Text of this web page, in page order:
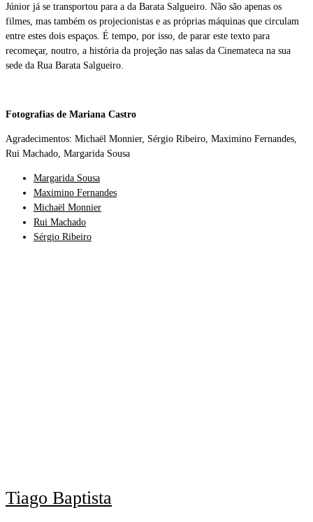
Júnior já se transportou para a da Barata Salgueiro. Não são apenas os
filmes, mas também os projecionistas e as próprias máquinas que circulam
entre estes dois espaços. É tempo, por isso, de parar este texto para
recomeçar, noutro, a história da projeção nas salas da Cinemateca na sua
sede da Rua Barata Salgueiro.
Fotografias de Mariana Castro
Agradecimentos: Michaël Monnier, Sérgio Ribeiro, Maximino Fernandes,
Rui Machado, Margarida Sousa
Margarida Sousa
Maximino Fernandes
Michaël Monnier
Rui Machado
Sérgio Ribeiro
Tiago Baptista